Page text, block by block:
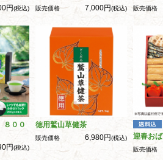
円(税込) 販売価格 7,000円(税込) 販売価格
８００
円(税込)
徳用鷲山草健茶
販売価格 6,980円(税込) 迎春お
販売価格